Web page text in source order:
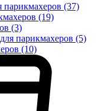
(37)
(19)
(3)
парикмахеров (5)
(10)